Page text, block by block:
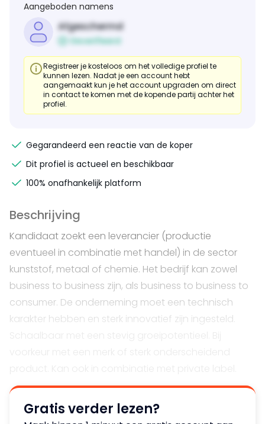
Aangeboden namens
Afgeschermd
Geverifieerd
Registreer je kosteloos om het volledige profiel te
kunnen lezen. Nadat je een account hebt
aangemaakt kun je het account upgraden om direct
in contact te komen met de kopende partij achter het
profiel.
Gegarandeerd een reactie van de koper
Dit profiel is actueel en beschikbaar
100% onafhankelijk platform
Beschrijving
Kandidaat zoekt een leverancier (productie
eventueel in combinatie met handel) in de sector
kunststof, metaal of chemie. Het bedrijf kan zowel
business to business zijn, als business to business to
consumer. De onderneming moet een technisch
karakter hebben en sterk innovatief zijn ingesteld.
Gratis verder lezen?